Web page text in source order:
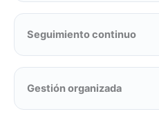
Seguimiento continuo
Gestión organizada